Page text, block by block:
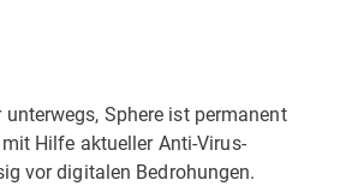
unterwegs, Sphere ist permanent
Hilfe aktueller Anti-Virus-
vor digitalen Bedrohungen.